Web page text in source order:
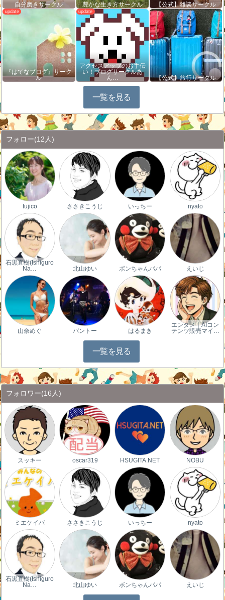
自分磨きサークル 豊かな生き方サークル 【公式】雑談サークル
『はてなブログ』サーク
ル
アクセスアップのお手伝
い！ブログサークルあ
ん…
【公式】旅行サークル
一覧を見る
フォロー(12人)
fujico ささきこうじ いっちー nyato
石黒直樹(Ishiguro
Na…
北山ゆい ボンちゃんパパ えいじ
山奈めぐ バントー はるまき
エンタメ｜AIコン
テンツ販売マイ…
一覧を見る
フォロワー(16人)
スッキー oscar319 HSUGITA.NET NOBU
ミエケイバ ささきこうじ いっちー nyato
石黒直樹(Ishiguro
Na…
北山ゆい ボンちゃんパパ えいじ